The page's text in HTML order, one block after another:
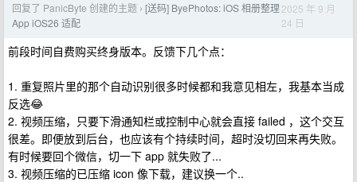
回复了 PanicByte 创建的主题 › [送码] ByePhotos: iOS 相册整理
App iOS26 适配
2025 年 9 月
24 日
前段时间自费购买终身版本。反馈下几个点：
1. 重复照片里的那个自动识别很多时候都和我意见相左，我基本当成
反选😂
2. 视频压缩，只要下滑通知栏或控制中心就会直接 failed ，这个交互
很差。即便放到后台，也应该有个持续时间，超时没切回来再失败。
有时候要回个微信，切一下 app 就失败了...
3. 视频压缩的已压缩 icon 像下载，建议换一个..